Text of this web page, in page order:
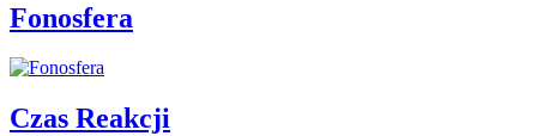
Fonosfera
Czas Reakcji